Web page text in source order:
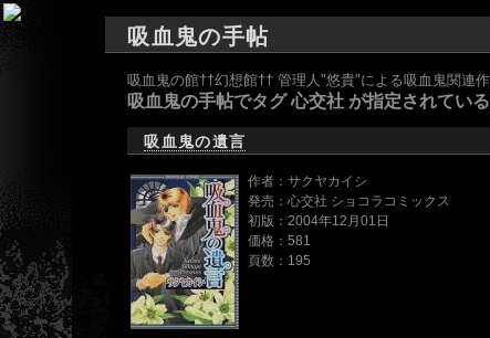
吸血鬼の手帖
吸血鬼の館††幻想館†† 管理人"悠貴"による吸血鬼関連作
吸血鬼の手帖でタグ 心交社 が指定されてい
吸血鬼の遺言
作者：サクヤカイシ
発売：心交社 ショコラコミックス
初版：2004年12月01日
価格：581
頁数：195